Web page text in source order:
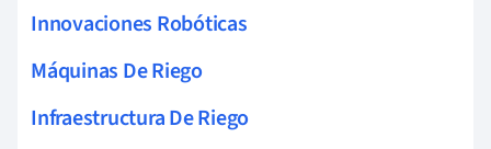
Innovaciones Robóticas
Máquinas De Riego
Infraestructura De Riego